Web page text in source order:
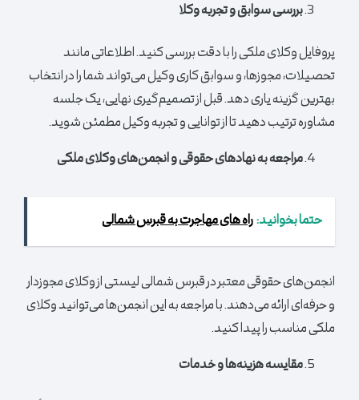
بررسی سوابق و تجربه وکلا
پروفایل وکلای ملکی را با دقت بررسی کنید. اطلاعاتی مانند
تحصیلات، مجوزها، و سوابق کاری وکیل می‌تواند شما را در انتخاب
بهترین گزینه یاری دهد. قبل از تصمیم‌گیری نهایی، یک جلسه
مشاوره ترتیب دهید تا از توانایی و تجربه وکیل مطمئن شوید.
مراجعه به نهادهای حقوقی و انجمن‌های وکلای ملکی
حتما بخوانید:راه های مهاجرت به قبرس شمالی
انجمن‌های حقوقی معتبر در قبرس شمالی لیستی از وکلای مجوزدار
و حرفه‌ای ارائه می‌دهند. با مراجعه به این انجمن‌ها می‌توانید وکلای
ملکی مناسب را پیدا کنید.
مقایسه هزینه‌ها و خدمات